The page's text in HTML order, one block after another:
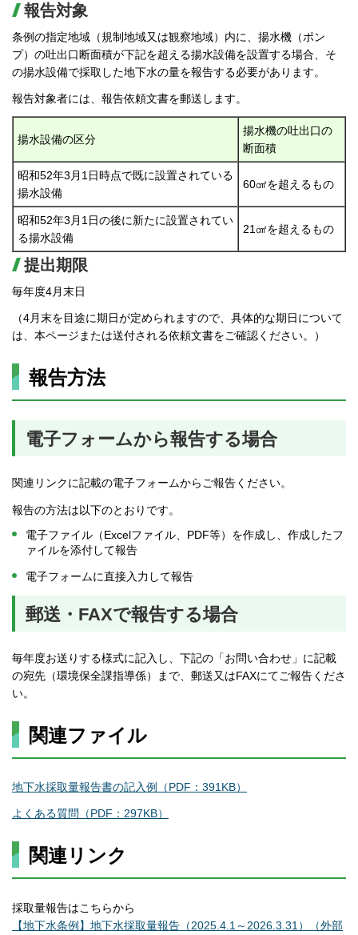
報告対象
条例の指定地域（規制地域又は観察地域）内に、揚水機（ポン
プ）の吐出口断面積が下記を超える揚水設備を設置する場合、そ
の揚水設備で採取した地下水の量を報告する必要があります。
報告対象者には、報告依頼文書を郵送します。
揚水設備の区分
揚水機の吐出口の
断面積
昭和52年3月1日時点で既に設置されている
揚水設備
60㎠を超えるもの
昭和52年3月1日の後に新たに設置されてい
る揚水設備
21㎠を超えるもの
提出期限
毎年度4月末日
（4月末を目途に期日が定められますので、具体的な期日について
は、本ページまたは送付される依頼文書をご確認ください。）
報告方法
電子フォームから報告する場合
関連リンクに記載の電子フォームからご報告ください。
報告の方法は以下のとおりです。
電子ファイル（Excelファイル、PDF等）を作成し、作成したフ
ァイルを添付して報告
電子フォームに直接入力して報告
郵送・FAXで報告する場合
毎年度お送りする様式に記入し、下記の「お問い合わせ」に記載
の宛先（環境保全課指導係）まで、郵送又はFAXにてご報告くださ
い。
関連ファイル
地下水採取量報告書の記入例（PDF：391KB）
よくある質問（PDF：297KB）
関連リンク
採取量報告はこちらから
【地下水条例】地下水採取量報告（2025.4.1～2026.3.31）（外部